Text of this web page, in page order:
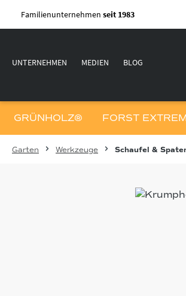
Hauptinhalt springen
Zur Suche springen
Zur Hauptnavigation springen
Familienunternehmen seit 1983
UNTERNEHMEN MEDIEN BLOG
GRÜNHOLZ® FORST
Garten Werkzeuge Schaufel &
Bildergalerie überspringen